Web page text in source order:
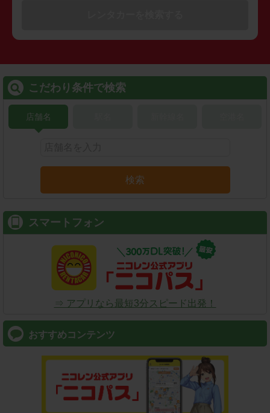
こだわり条件で検索
店舗名
検索
スマートフォン
⇒ アプリなら最短3分スピード出発！
おすすめコンテンツ